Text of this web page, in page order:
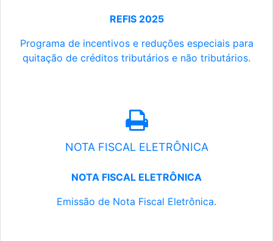
REFIS 2025
Programa de incentivos e reduções especiais para
quitação de créditos tributários e não tributários.
NOTA FISCAL ELETRÔNICA
NOTA FISCAL ELETRÔNICA
Emissão de Nota Fiscal Eletrônica.